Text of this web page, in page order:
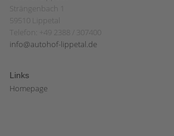
Strängenbach 1
59510 Lippetal
Telefon: +49 2388 / 307400
info@autohof-lippetal.de
Links
Homepage